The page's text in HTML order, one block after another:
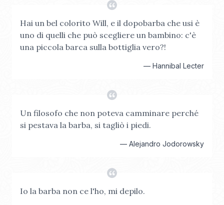
Hai un bel colorito Will, e il dopobarba che usi è
uno di quelli che può scegliere un bambino: c'è
una piccola barca sulla bottiglia vero?!
— Hannibal Lecter
Un filosofo che non poteva camminare perché
si pestava la barba, si tagliò i piedi.
— Alejandro Jodorowsky
Io la barba non ce l'ho, mi depilo.